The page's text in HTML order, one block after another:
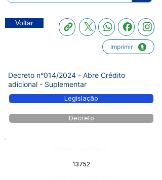
Voltar
Imprimir
Decreto n°014/2024 - Abre Crédito
adicional - Suplementar
Legislação
Decreto
13752